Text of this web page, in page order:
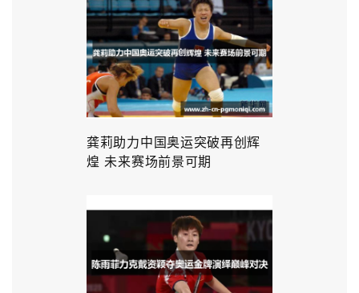
龚莉助力中国奥运突破再创辉
煌 未来赛场前景可期